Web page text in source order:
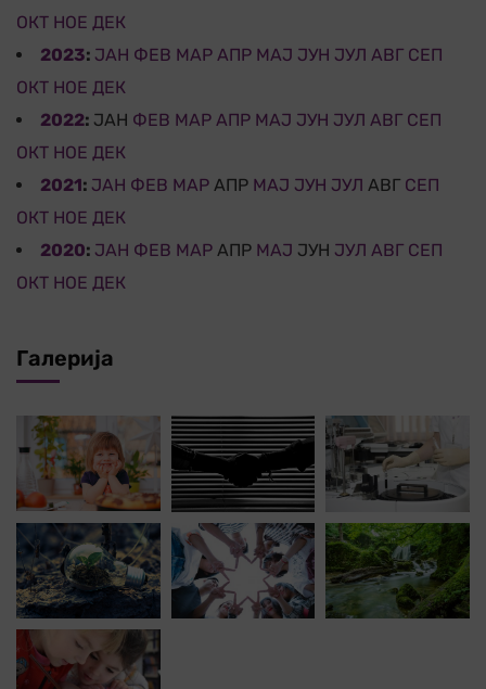
ОКТ НОЕ ДЕК
2023: ЈАН ФЕВ МАР АПР МАЈ ЈУН ЈУЛ АВГ СЕП
ОКТ НОЕ ДЕК
2022: ЈАН ФЕВ МАР АПР МАЈ ЈУН ЈУЛ АВГ СЕП
ОКТ НОЕ ДЕК
2021: ЈАН ФЕВ МАР АПР МАЈ ЈУН ЈУЛ АВГ СЕП
ОКТ НОЕ ДЕК
2020: ЈАН ФЕВ МАР АПР МАЈ ЈУН ЈУЛ АВГ СЕП
ОКТ НОЕ ДЕК
Галерија